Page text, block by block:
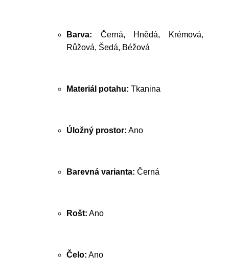
Barva: Černá, Hnědá, Krémová,
Růžová, Šedá, Béžová
Materiál potahu: Tkanina
Úložný prostor: Ano
Barevná varianta: Černá
Rošt: Ano
Čelo: Ano